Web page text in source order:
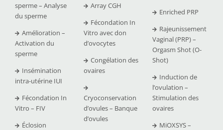
sperme – Analyse
du sperme
Amélioration –
Activation du
sperme
Insémination
intra-utérine IUI
Fécondation In
Vitro – FIV
Éclosion
Array CGH
Fécondation In
Vitro avec don
d’ovocytes
Congélation des
ovaires
Cryoconservation
d’ovules – Banque
d’ovules
Enriched PRP
Rajeunissement
Vaginal (PRP) –
Orgasm Shot (O-
Shot)
Induction de
l’ovulation –
Stimulation des
ovaires
MiOXSYS –